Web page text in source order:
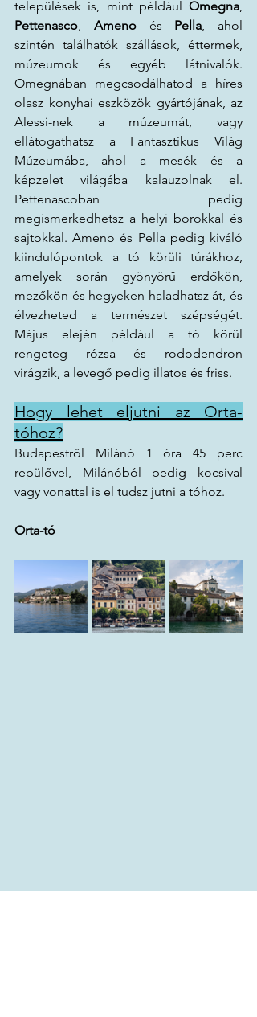
települések is, mint például Omegna
Pettenasco
Ameno és Pella , ahol
szintén találhatók szállások, éttermek,
múzeumok és egyéb látnivalók.
Omegnában megcsodálhatod a híres
olasz konyhai eszközök gyártójának, az
Alessi-nek a múzeumát, vagy
ellátogathatsz a Fantasztikus Világ
Múzeumába, ahol a mesék és a
képzelet világába kalauzolnak el.
Pettenascoban pedig
megismerkedhetsz a helyi borokkal és
sajtokkal. Ameno és Pella pedig kiváló
kiindulópontok a tó körüli túrákhoz,
amelyek során gyönyörű erdőkön,
mezőkön és hegyeken haladhatsz át, és
élvezheted a természet szépségét.
Május elején például a tó körül
rengeteg rózsa és rododendron
virágzik, a levegő pedig illatos és friss.
Hogy lehet eljutni az Orta-
tóhoz?
Budapestről Milánó 1 óra 45 perc
repülővel, Milánóból pedig kocsival
vagy vonattal is el tudsz jutni a tóhoz.
Orta-tó